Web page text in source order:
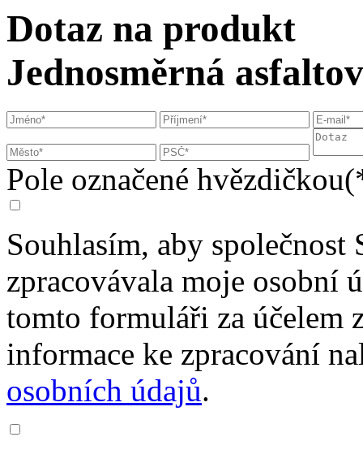
Dotaz na produkt
Jednosměrná
Pole označené
Souhlasím, aby společnost
zpracovávala moje osobní
tomto formuláři za účelem
informace ke zpracování
osobních údajů.